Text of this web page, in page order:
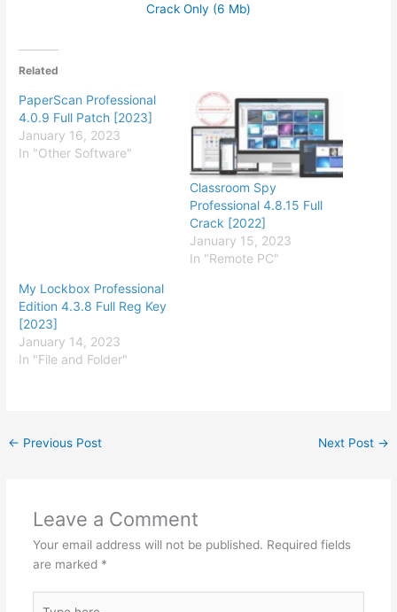
Crack Only (6 Mb)
Related
PaperScan Professional
4.0.9 Full Patch [2023]
January 16, 2023
In "Other Software"
Classroom Spy
Professional 4.8.15 Full
Crack [2022]
January 15, 2023
In "Remote PC"
My Lockbox Professional
Edition 4.3.8 Full Reg Key
[2023]
January 14, 2023
In "File and Folder"
← Previous Post Next Post →
Leave a Comment
Your email address will not be published. Required fields
are marked *